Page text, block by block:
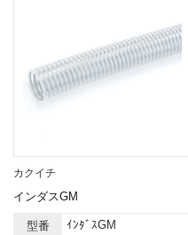
カクイチ
インダスGM
型番 ｲﾝﾀﾞｽGM